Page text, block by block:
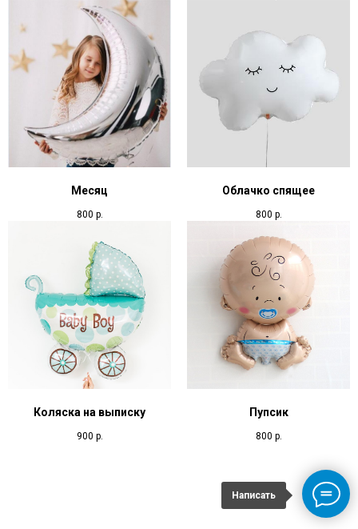
Месяц
800 р.
Облачко спящее
800 р.
Коляска на выписку
900 р.
Пупсик
800 р.
Написать